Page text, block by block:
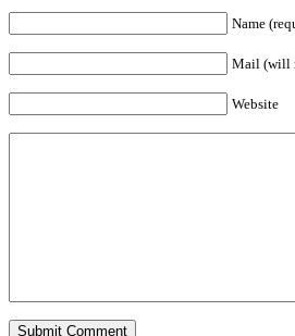
Name
Mail (will
Website